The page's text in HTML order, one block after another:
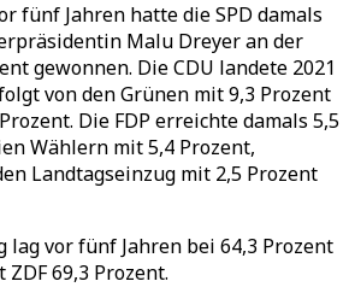
fünf Jahren hatte die SPD damals
Malu Dreyer an der
gewonnen. Die CDU landete 2021
von den Grünen mit 9,3 Prozent
Die FDP erreichte damals 5,5
Wählern mit 5,4 Prozent,
Landtagseinzug mit 2,5 Prozent
vor fünf Jahren bei 64,3 Prozent
69,3 Prozent.